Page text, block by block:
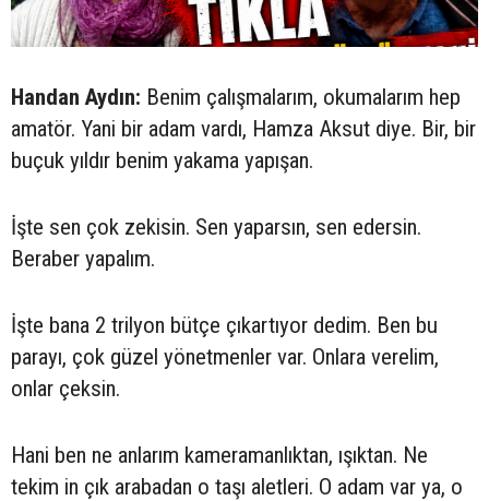
Handan Aydın: Benim çalışmalarım, okumalarım hep
amatör. Yani bir adam vardı, Hamza Aksut diye. Bir, bir
buçuk yıldır benim yakama yapışan.
İşte sen çok zekisin. Sen yaparsın, sen edersin.
Beraber yapalım.
İşte bana 2 trilyon bütçe çıkartıyor dedim. Ben bu
parayı, çok güzel yönetmenler var. Onlara verelim,
onlar çeksin.
Hani ben ne anlarım kameramanlıktan, ışıktan. Ne
tekim in çık arabadan o taşı aletleri. O adam var ya, o